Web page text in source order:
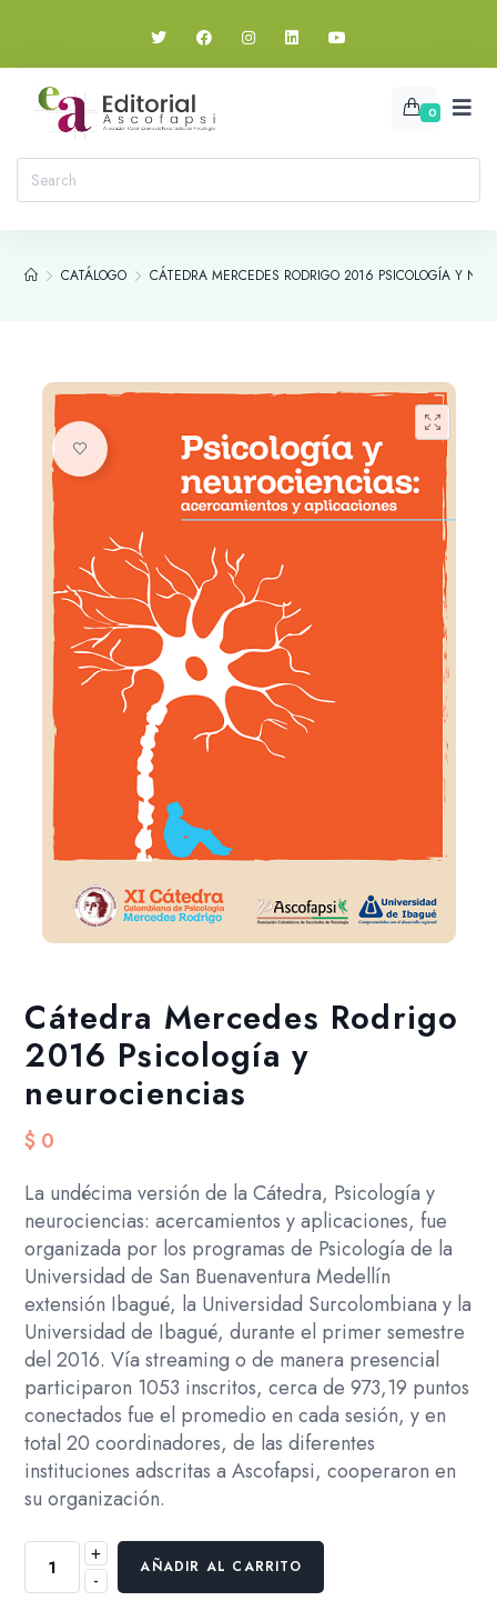
0
CATÁLOGO CÁTEDRA MERCEDES RODRIGO 2016 PSICOLOGÍA Y
Añadir a la lista de deseos
Cátedra Mercedes Rodrigo
2016 Psicología y
neurociencias
$ 0
La undécima versión de la Cátedra, Psicología y
neurociencias: acercamientos y aplicaciones, fue
organizada por los programas de Psicología de la
Universidad de San Buenaventura Medellín
extensión Ibagué, la Universidad Surcolombiana y la
Universidad de Ibagué, durante el primer semestre
del 2016. Vía streaming o de manera presencial
participaron 1053 inscritos, cerca de 973,19 puntos
conectados fue el promedio en cada sesión, y en
total 20 coordinadores, de las diferentes
instituciones adscritas a Ascofapsi, cooperaron en
su organización.
-
Mercedes
+
AÑADIR AL CARRITO